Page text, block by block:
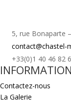
5, rue Bonaparte
contact@chastel-
+33(0)1 40 46 82
Contactez-nous
La Galerie